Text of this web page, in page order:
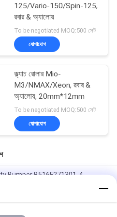
125/Vario-150/Spin-125,
রবার & অ্যালোয়
To be negotiated MOQ:500 সেট
যোগাযোগ
ক্ল্যাচ রোলার Mio-
M3/NMAX/Xeon, রবার &
অ্যালোয়, 20mm*12mm
To be negotiated MOQ:500 সেট
যোগাযোগ
Bumper B516F271301-4
খুচরা যন্ত্রাংশ সস্তা পাইকারি উচ্চ পারফরম্যান্স